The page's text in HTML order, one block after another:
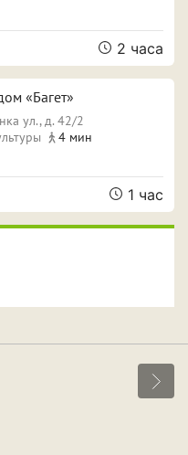
2 часа
«Багет»
ул., д. 42/2
4 мин
1 час